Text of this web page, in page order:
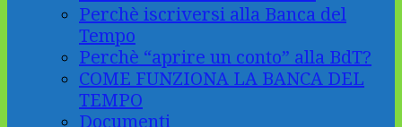
Perchè iscriversi alla Banca del
Tempo
Perchè “aprire un conto” alla BdT?
COME FUNZIONA LA BANCA DEL
TEMPO
Documenti